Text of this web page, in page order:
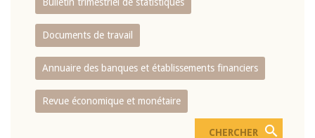
Documents de travail
Annuaire des banques et établissements financiers
Revue économique et monétaire